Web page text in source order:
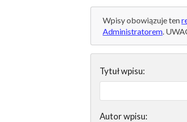
Wpisy obowiązuje ten
Administratorem.
Tytuł wpisu:
Autor wpisu: